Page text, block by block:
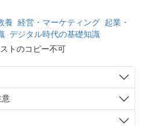
養 経営・マーケティング 起業・
デジタル時代の基礎知識
トのコピー不可
意